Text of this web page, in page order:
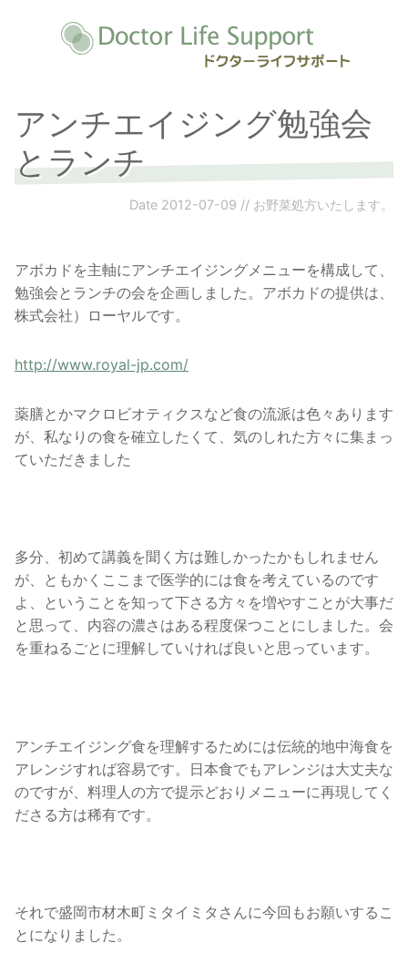
アンチエイジング勉強会
とランチ
Date 2012-07-09 // お野菜処方いたします。
アボカドを主軸にアンチエイジングメニューを構成して、
勉強会とランチの会を企画しました。アボカドの提供は、
株式会社）ローヤルです。
http://www.royal-jp.com/
薬膳とかマクロビオティクスなど食の流派は色々あります
が、私なりの食を確立したくて、気のしれた方々に集まっ
ていただきました
多分、初めて講義を聞く方は難しかったかもしれません
が、ともかくここまで医学的には食を考えているのです
よ、ということを知って下さる方々を増やすことが大事だ
と思って、内容の濃さはある程度保つことにしました。会
を重ねるごとに理解していければ良いと思っています。
アンチエイジング食を理解するためには伝統的地中海食を
アレンジすれば容易です。日本食でもアレンジは大丈夫な
のですが、料理人の方で提示どおりメニューに再現してく
ださる方は稀有です。
それで盛岡市材木町ミタイミタさんに今回もお願いするこ
とになりました。